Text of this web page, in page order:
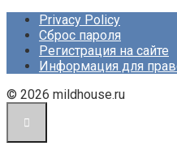
Privacy Policy
Сброс пароля
Регистрация на сайте
Информация для
© 2026 mildhouse.ru